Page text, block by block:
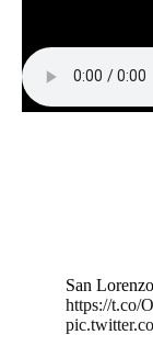
San
https://t.co/